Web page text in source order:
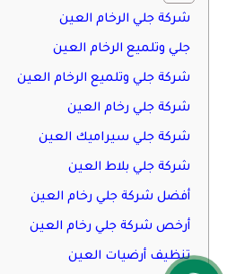
شركة جلي الرخام العين
جلي وتلميع الرخام العين
شركة جلي وتلميع الرخام العين
شركة جلي رخام العين
شركة جلي سيراميك العين
شركة جلي بلاط العين
أفضل شركة جلي رخام العين
أرخص شركة جلي رخام العين
تنظيف أرضيات العين